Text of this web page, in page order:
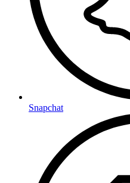
Snapchat